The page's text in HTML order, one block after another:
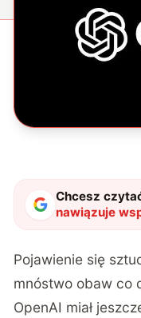
Chcesz
nawiązuje
Sztuczna
Pojawienie się
mnóstwo obaw co
OpenAI miał